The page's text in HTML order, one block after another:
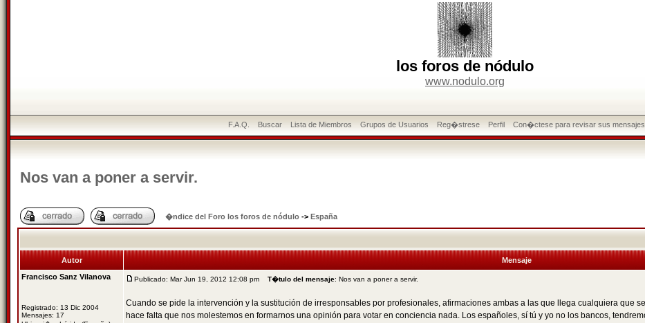
los foros de nódulo
www.nodulo.org
F.A.Q. Buscar Lista de Miembros Grupos de Usuarios Reg�strese Perfil Con�ctese para revisar sus mensajes
Nos van a poner a servir.
�ndice del Foro los foros de nódulo -> España
Autor
Mensaje
Francisco Sanz Vilanova
Registrado: 13 Dic 2004
Mensajes: 17
Publicado: Mar Jun 19, 2012 12:08 pm T�tulo del mensaje: Nos van a poner a servir.
Cuando se pide la intervención y la sustitución de irresponsables por profesionales, afirmaciones ambas a las que llega cualquiera que
hace falta que nos molestemos en formarnos una opinión para votar en conciencia nada. Los españoles, sí tú y yo no los bancos,